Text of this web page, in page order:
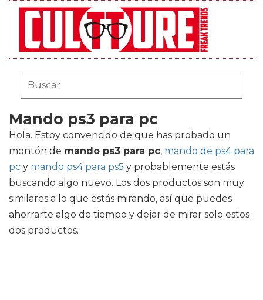
Mando ps3 para pc
Hola. Estoy convencido de que has probado un
montón de mando ps3 para pc, mando de ps4 para
pc y mando ps4 para ps5 y probablemente estás
buscando algo nuevo. Los dos productos son muy
similares a lo que estás mirando, así que puedes
ahorrarte algo de tiempo y dejar de mirar solo estos
dos productos.